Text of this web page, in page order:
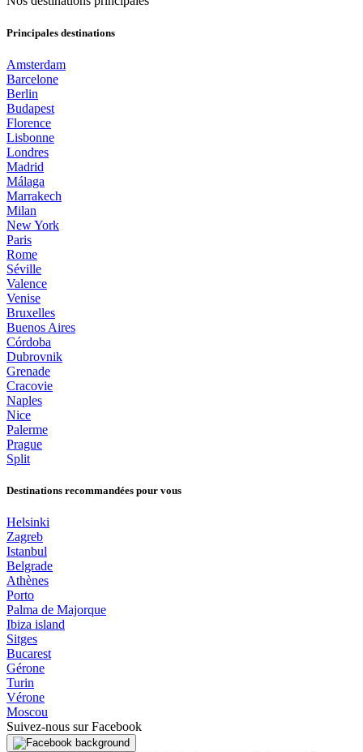
Principales destinations
Amsterdam
Barcelone
Berlin
Budapest
Florence
Lisbonne
Londres
Madrid
Málaga
Marrakech
Milan
New York
Paris
Rome
Séville
Valence
Venise
Bruxelles
Buenos Aires
Córdoba
Dubrovnik
Grenade
Cracovie
Naples
Nice
Palerme
Prague
Split
Destinations recommandées pour vous
Helsinki
Zagreb
Istanbul
Belgrade
Athènes
Porto
Palma de Majorque
Ibiza island
Sitges
Bucarest
Gérone
Turin
Vérone
Moscou
Suivez-nous sur Facebook